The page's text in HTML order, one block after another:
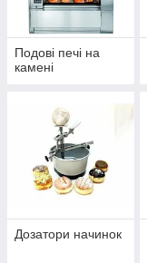
Подові печі на
камені
Дозатори начинок